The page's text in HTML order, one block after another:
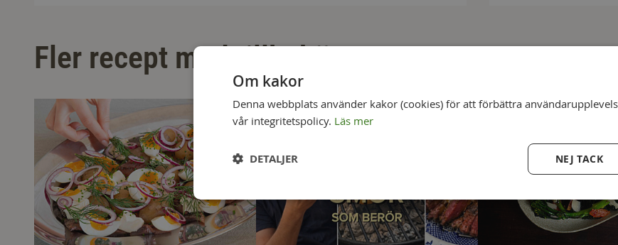
Fler recept med tillbehör
Om kakor
Denna webbplats använder kakor (cookies) för att förbättra
vår integritetspolicy. Läs mer
NEJ TACK
DETALJER